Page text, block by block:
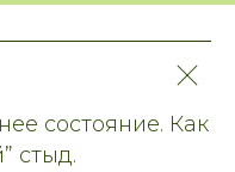
состояние. Как
стыд.